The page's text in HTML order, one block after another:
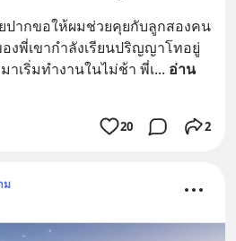
ปากขอให้ผมช่วยคุยกับลูกสองคน
งพี่เขากำลังเรียนปริญญาโทอยู่
าเริ่มทำงานในไม่ช้า พี่เ... อ่าน
20 2
ม